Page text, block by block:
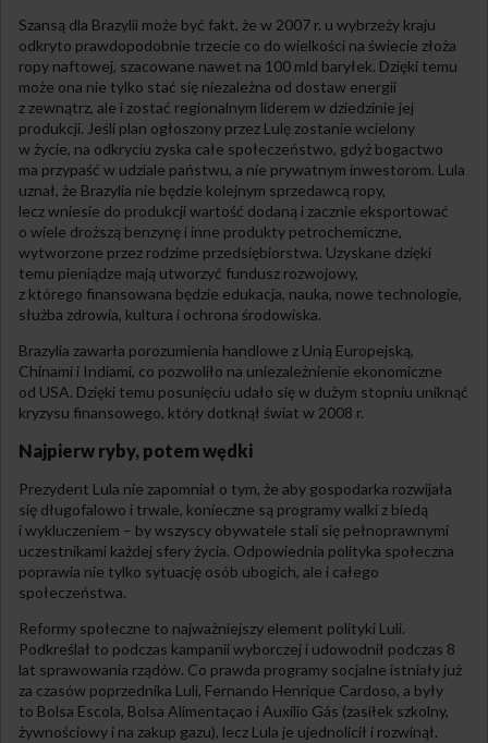
Szansą dla Brazylii może być fakt, że w 2007 r. u wybrzeży kraju
odkryto prawdopodobnie trzecie co do wielkości na świecie złoża
ropy naftowej, szacowane nawet na 100 mld baryłek. Dzięki temu
może ona nie tylko stać się niezależna od dostaw energii
z zewnątrz, ale i zostać regionalnym liderem w dziedzinie jej
produkcji. Jeśli plan ogłoszony przez Lulę zostanie wcielony
w życie, na odkryciu zyska całe społeczeństwo, gdyż bogactwo
ma przypaść w udziale państwu, a nie prywatnym inwestorom. Lula
uznał, że Brazylia nie będzie kolejnym sprzedawcą ropy,
lecz wniesie do produkcji wartość dodaną i zacznie eksportować
o wiele droższą benzynę i inne produkty petrochemiczne,
wytworzone przez rodzime przedsiębiorstwa. Uzyskane dzięki
temu pieniądze mają utworzyć fundusz rozwojowy,
z którego finansowana będzie edukacja, nauka, nowe technologie,
służba zdrowia, kultura i ochrona środowiska.
Brazylia zawarła porozumienia handlowe z Unią Europejską,
Chinami i Indiami, co pozwoliło na uniezależnienie ekonomiczne
od USA. Dzięki temu posunięciu udało się w dużym stopniu uniknąć
kryzysu finansowego, który dotknął świat w 2008 r.
Najpierw ryby, potem wędki
Prezydent Lula nie zapomniał o tym, że aby gospodarka rozwijała
się długofalowo i trwale, konieczne są programy walki z biedą
i wykluczeniem – by wszyscy obywatele stali się pełnoprawnymi
uczestnikami każdej sfery życia. Odpowiednia polityka społeczna
poprawia nie tylko sytuację osób ubogich, ale i całego
społeczeństwa.
Reformy społeczne to najważniejszy element polityki Luli.
Podkreślał to podczas kampanii wyborczej i udowodnił podczas 8
lat sprawowania rządów. Co prawda programy socjalne istniały już
za czasów poprzednika Luli, Fernando Henrique Cardoso, a były
to Bolsa Escola, Bolsa Alimentaçao i Auxílio Gás (zasiłek szkolny,
żywnościowy i na zakup gazu), lecz Lula je ujednolicił i rozwinął.